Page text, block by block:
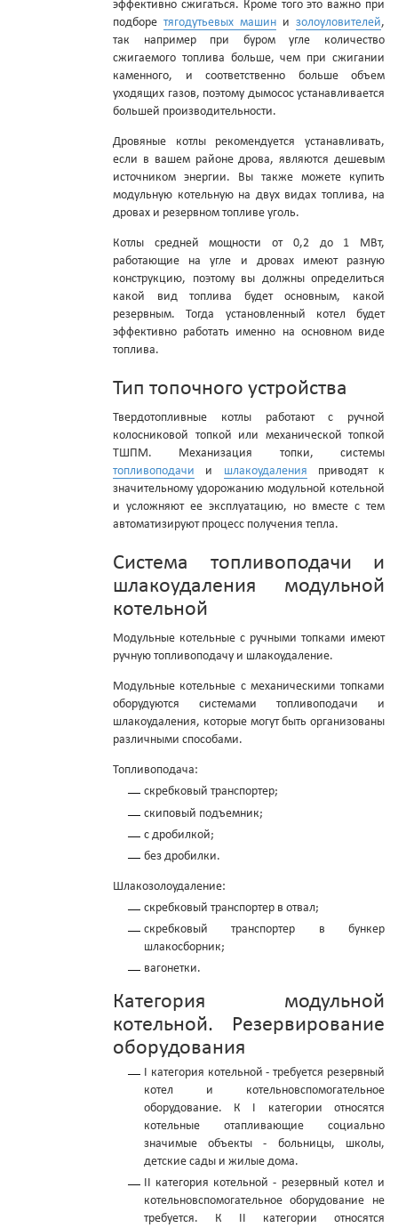
эффективно сжигаться. Кроме того это важно при
подборе тягодутьевых машин и золоуловителей,
так например при буром угле количество
сжигаемого топлива больше, чем при сжигании
каменного, и соответственно больше объем
уходящих газов, поэтому дымосос устанавливается
большей производительности.
Дровяные котлы рекомендуется устанавливать,
если в вашем районе дрова, являются дешевым
источником энергии. Вы также можете купить
модульную котельную на двух видах топлива, на
дровах и резервном топливе уголь.
Котлы средней мощности от 0,2 до 1 МВт,
работающие на угле и дровах имеют разную
конструкцию, поэтому вы должны определиться
какой вид топлива будет основным, какой
резервным. Тогда установленный котел будет
эффективно работать именно на основном виде
топлива.
Тип топочного устройства
Твердотопливные котлы работают с ручной
колосниковой топкой или механической топкой
ТШПМ. Механизация топки, системы
топливоподачи и шлакоудаления приводят к
значительному удорожанию модульной котельной
и усложняют ее эксплуатацию, но вместе с тем
автоматизируют процесс получения тепла.
Система топливоподачи и
шлакоудаления модульной
котельной
Модульные котельные с ручными топками имеют
ручную топливоподачу и шлакоудаление.
Модульные котельные с механическими топками
оборудуются системами топливоподачи и
шлакоудаления, которые могут быть организованы
различными способами.
Топливоподача:
скребковый транспортер;
скиповый подъемник;
с дробилкой;
без дробилки.
Шлакозолоудаление:
скребковый транспортер в отвал;
скребковый транспортер в бункер
шлакосборник;
вагонетки.
Категория модульной
котельной. Резервирование
оборудования
I категория котельной - требуется резервный
котел и котельновспомогательное
оборудование. К I категории относятся
котельные отапливающие социально
значимые объекты - больницы, школы,
детские сады и жилые дома.
II категория котельной - резервный котел и
котельновспомогательное оборудование не
требуется. К II категории относятся